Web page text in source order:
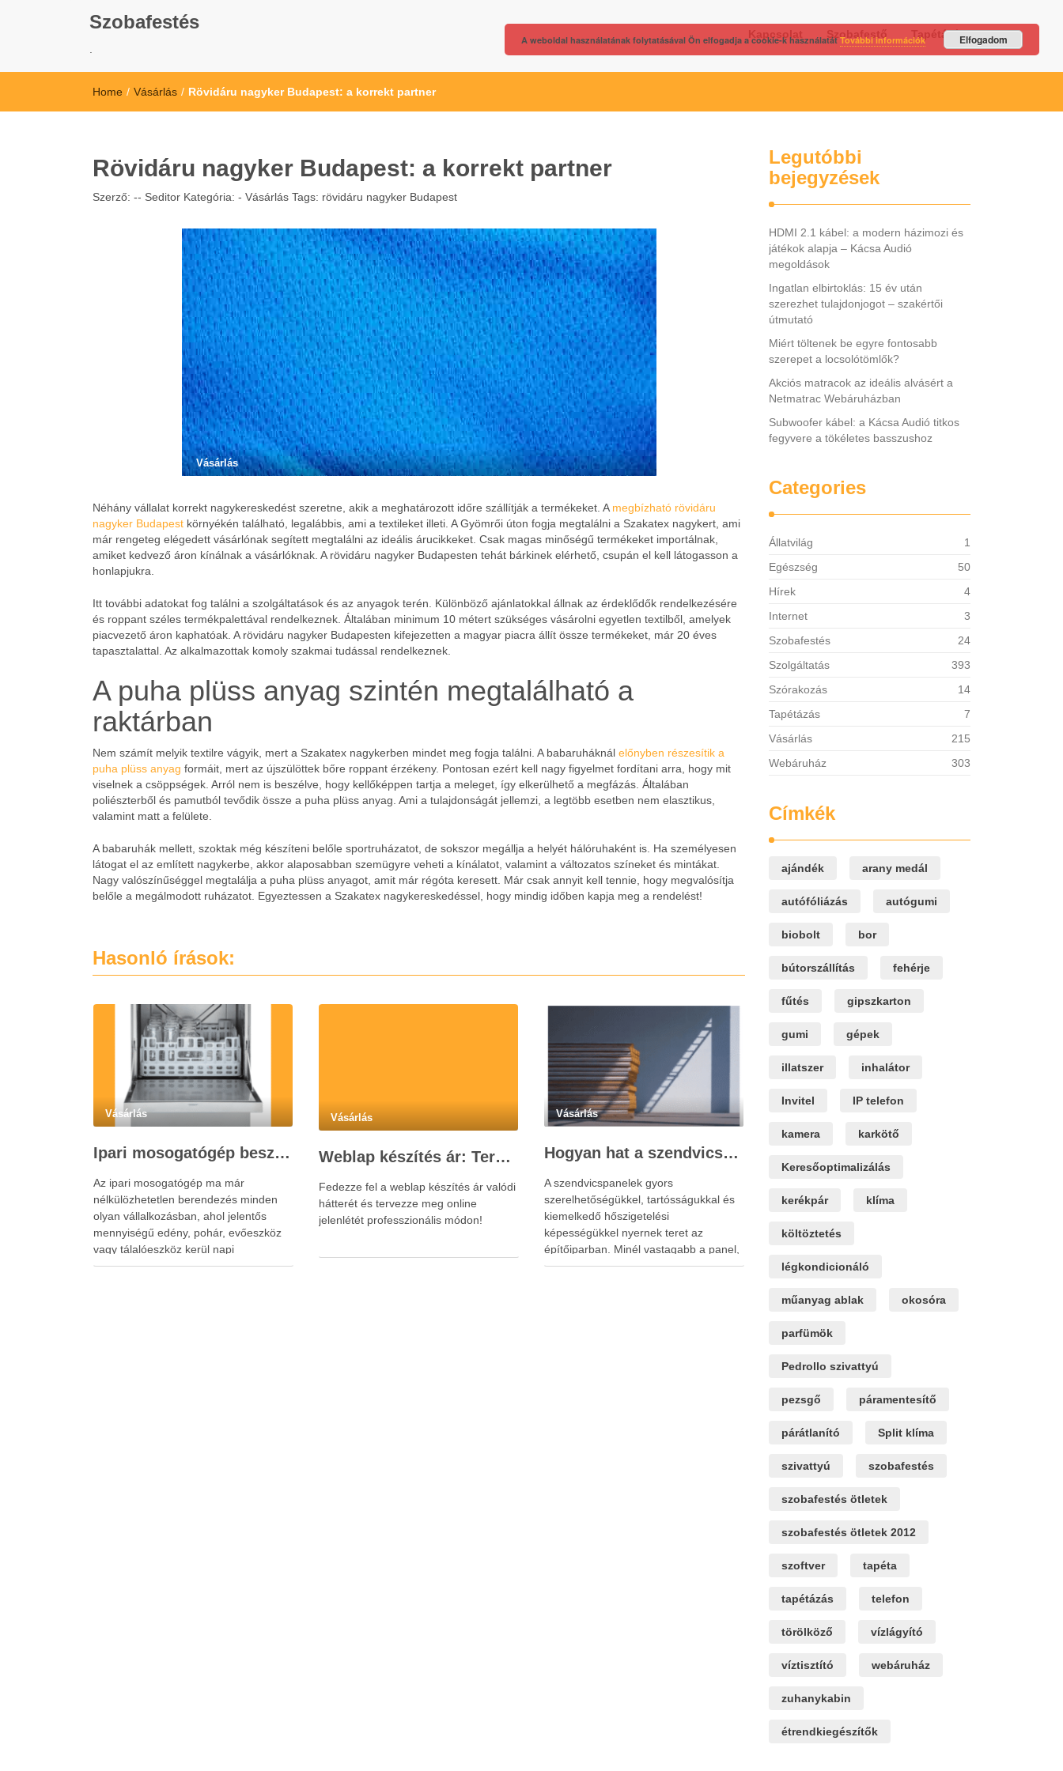
Szobafestés
Kapcsolat Szobafestő Tapétázás
Home / Vásárlás / Rövidáru nagyker Budapest: a korrekt partner
Rövidáru nagyker Budapest: a korrekt partner
Szerző: -- Seditor Kategória: - Vásárlás Tags: rövidáru nagyker Budapest
Vásárlás
Néhány vállalat korrekt nagykereskedést szeretne, akik a meghatározott időre szállítják a termékeket. A megbízható rövidáru
nagyker Budapest környékén található, legalábbis, ami a textileket illeti. A Gyömrői úton fogja megtalálni a Szakatex nagykert, ami
már rengeteg elégedett vásárlónak segített megtalálni az ideális árucikkeket. Csak magas minőségű termékeket importálnak,
amiket kedvező áron kínálnak a vásárlóknak. A rövidáru nagyker Budapesten tehát bárkinek elérhető, csupán el kell látogasson a
honlapjukra.
Itt további adatokat fog találni a szolgáltatások és az anyagok terén. Különböző ajánlatokkal állnak az érdeklődők rendelkezésére
és roppant széles termékpalettával rendelkeznek. Általában minimum 10 métert szükséges vásárolni egyetlen textilből, amelyek
piacvezető áron kaphatóak. A rövidáru nagyker Budapesten kifejezetten a magyar piacra állít össze termékeket, már 20 éves
tapasztalattal. Az alkalmazottak komoly szakmai tudással rendelkeznek.
A puha plüss anyag szintén megtalálható a
raktárban
Nem számít melyik textilre vágyik, mert a Szakatex nagykerben mindet meg fogja találni. A babaruháknál előnyben részesítik a
puha plüss anyag formáit, mert az újszülöttek bőre roppant érzékeny. Pontosan ezért kell nagy figyelmet fordítani arra, hogy mit
viselnek a csöppségek. Arról nem is beszélve, hogy kellőképpen tartja a meleget, így elkerülhető a megfázás. Általában
poliészterből és pamutból tevődik össze a puha plüss anyag. Ami a tulajdonságát jellemzi, a legtöbb esetben nem elasztikus,
valamint matt a felülete.
A babaruhák mellett, szoktak még készíteni belőle sportruházatot, de sokszor megállja a helyét hálóruhaként is. Ha személyesen
látogat el az említett nagykerbe, akkor alaposabban szemügyre veheti a kínálatot, valamint a változatos színeket és mintákat.
Nagy valószínűséggel megtalálja a puha plüss anyagot, amit már régóta keresett. Már csak annyit kell tennie, hogy megvalósítja
belőle a megálmodott ruházatot. Egyeztessen a Szakatex nagykereskedéssel, hogy mindig időben kapja meg a rendelést!
Hasonló írások:
Vásárlás
Ipari mosogatógép beszerzése vállalkozásoknak a hatékony konyhai működéshez
Az ipari mosogatógép ma már
nélkülözhetetlen berendezés minden
olyan vállalkozásban, ahol jelentős
mennyiségű edény, pohár, evőeszköz
vagy tálalóeszköz kerül napi
használatba.
Vásárlás
Weblap készítés ár: Tervezés, Fejlesztés, Beruházás Lépésről Lépésre
Fedezze fel a weblap készítés ár valódi
hátterét és tervezze meg online
jelenlétét professzionális módon!
Vásárlás
Hogyan hat a szendvicspanel vastagsága a hőszigetelési teljesítményre?
A szendvicspanelek gyors
szerelhetőségükkel, tartósságukkal és
kiemelkedő hőszigetelési
képességükkel nyernek teret az
építőiparban. Minél vastagabb a panel,
annál jobb az energiahatékonysága és
Legutóbbi
bejegyzések
HDMI 2.1 kábel: a modern házimozi és
játékok alapja – Kácsa Audió
megoldások
Ingatlan elbirtoklás: 15 év után
szerezhet tulajdonjogot – szakértői
útmutató
Miért töltenek be egyre fontosabb
szerepet a locsolótömlők?
Akciós matracok az ideális alvásért a
Netmatrac Webáruházban
Subwoofer kábel: a Kácsa Audió titkos
fegyvere a tökéletes basszushoz
Categories
Állatvilág
1
Egészség
50
Hírek
4
Internet
3
Szobafestés
24
Szolgáltatás
393
Szórakozás
14
Tapétázás
7
Vásárlás
215
Webáruház
303
Címkék
ajándék arany medál
autófóliázás autógumi
biobolt bor
bútorszállítás fehérje
fűtés gipszkarton
gumi gépek
illatszer inhalátor
Invitel IP telefon
kamera karkötő
Keresőoptimalizálás
kerékpár klíma
költöztetés
légkondicionáló
műanyag ablak okosóra
parfümök
Pedrollo szivattyú
pezsgő páramentesítő
párátlanító Split klíma
szivattyú szobafestés
szobafestés ötletek
szobafestés ötletek 2012
szoftver tapéta
tapétázás telefon
törölköző vízlágyító
víztisztító webáruház
zuhanykabin
étrendkiegészítők
A weboldal használatának folytatásával Ön elfogadja a cookie-k használatátTovábbi információk Elfogadom